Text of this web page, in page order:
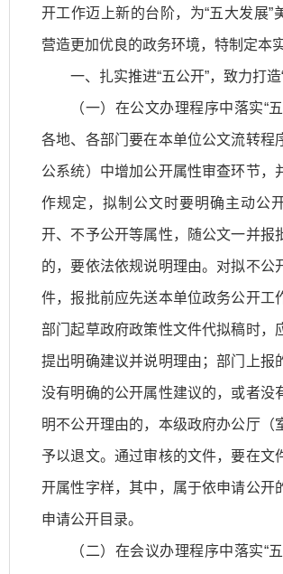
开工作迈上新的台阶，为“五大发展”
营造更加优良的政务环境，特制定本
一、扎实推进“五公开”，致力打造
（一）在公文办理程序中落实“五
各地、各部门要在本单位公文流转程
公系统）中增加公开属性审查环节，
作规定，拟制公文时要明确主动公
开、不予公开等属性，随公文一并报
的，要依法依规说明理由。对拟不公
件，报批前应先送本单位政务公开工
部门起草政府政策性文件代拟稿时，
提出明确建议并说明理由；部门上报
没有明确的公开属性建议的，或者没
明不公开理由的，本级政府办公厅（
予以退文。通过审核的文件，要在文
开属性字样，其中，属于依申请公开
申请公开目录。
（二）在会议办理程序中落实“五